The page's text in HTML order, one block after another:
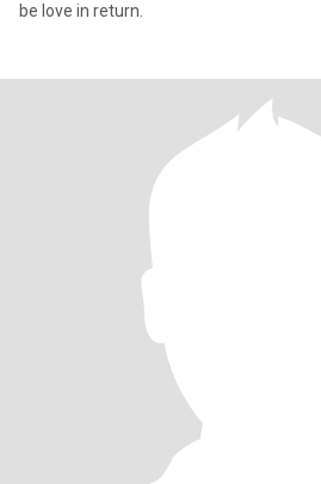
be love in return.